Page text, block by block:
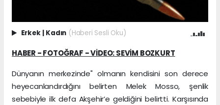
Erkek | Kadın (Haberi Sesli Oku)
HABER - FOTOĞRAF - VİDEO: SEVİM BOZKURT
Dünyanın merkezinde" olmanın kendisini son derece
heyecanlandırdığını belirten Melek Mosso, şenlik
sebebiyle ilk defa Akşehir’e geldiğini belirtti. Karşısında